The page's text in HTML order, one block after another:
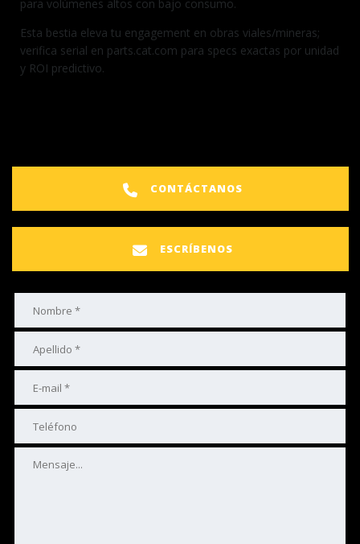
para volúmenes altos con bajo consumo.
Esta bestia eleva tu engagement en obras viales/mineras;
verifica serial en parts.cat.com para specs exactas por unidad
y ROI predictivo.
CONTÁCTANOS
ESCRÍBENOS